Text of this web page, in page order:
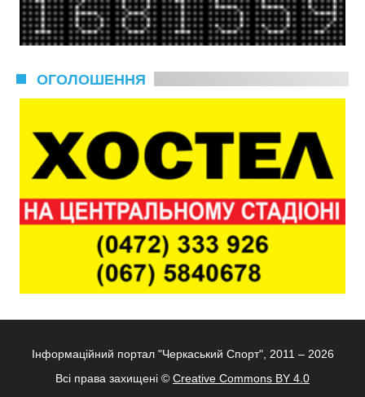
ОГОЛОШЕННЯ
Інформаційний портал "Черкаський Спорт", 2011 – 2026
Всі права захищені © Creative Commons BY 4.0